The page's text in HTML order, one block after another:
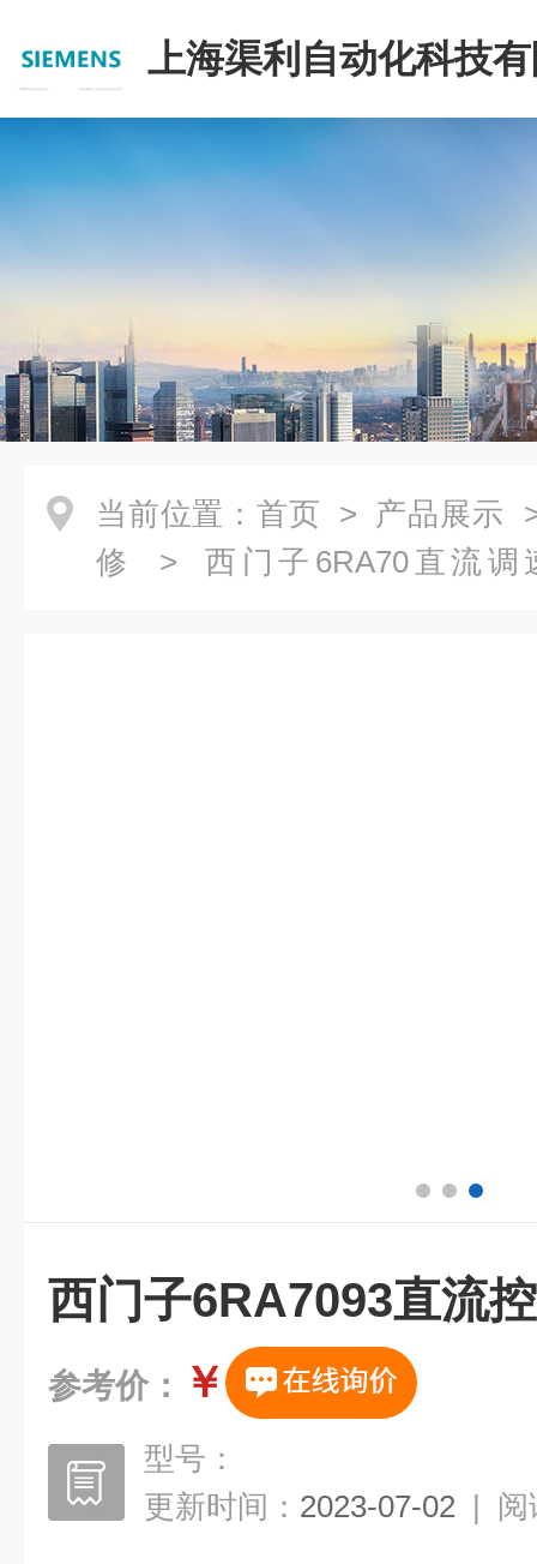
上海渠利自动化科技
当前位置： 首页 > 产品展示
修
> 西门子6RA70直流
西门子6RA7093直流
参考价： ￥
型号：
更新时间： 2023-07-02 | 阅